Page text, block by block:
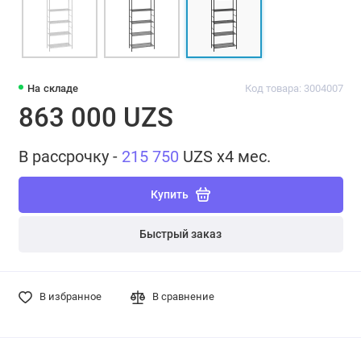
На складе Код товара: 3004007
863 000 UZS
В рассрочку - 215 750 UZS x4 мес.
Купить
Быстрый заказ
В избранное В сравнение